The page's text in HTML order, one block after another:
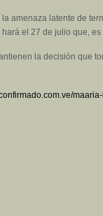
amenaza latente de
el 27 de julio que,
la decisión que